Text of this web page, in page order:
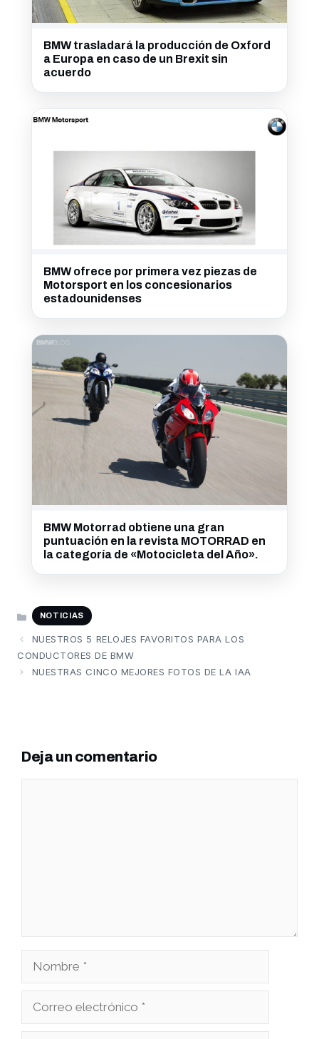
BMW trasladará la producción de Oxford
a Europa en caso de un Brexit sin
acuerdo
BMW ofrece por primera vez piezas de
Motorsport en los concesionarios
estadounidenses
BMW Motorrad obtiene una gran
puntuación en la revista MOTORRAD en
la categoría de «Motocicleta del Año».
CATEGORÍAS
NOTICIAS
NUESTROS 5 RELOJES FAVORITOS PARA LOS
CONDUCTORES DE BMW
NUESTRAS CINCO MEJORES FOTOS DE LA IAA
Deja un comentario
Nombre
Correo